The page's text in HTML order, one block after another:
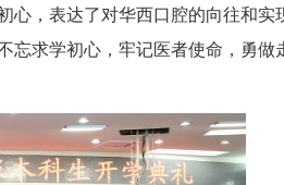
，表达了对华西口腔的向往和实
忘求学初心，牢记医者使命，勇做